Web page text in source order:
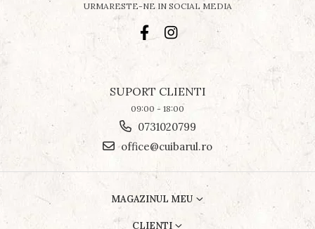
URMARESTE-NE IN SOCIAL MEDIA
SUPORT CLIENTI
09:00 - 18:00
0731020799
office@cuibarul.ro
MAGAZINUL MEU
CLIENTI